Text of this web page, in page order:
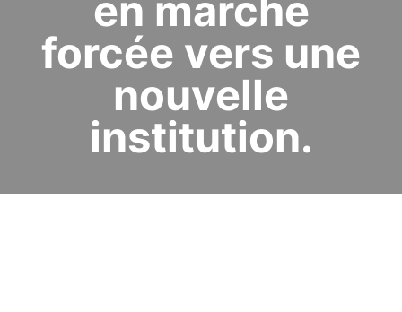
forcée vers une
nouvelle
institution.